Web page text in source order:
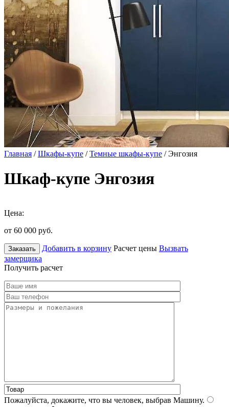
Главная /Шкафы-купе /Темные шкафы-купе / Энгозия
Шкаф-купе Энгозия
Цена:
от 60 000 руб.
Заказать Добавить в корзину Расчет цены Вызвать
замерщика
Получить расчет
Пожалуйста, докажите, что вы человек, выбрав Машину.